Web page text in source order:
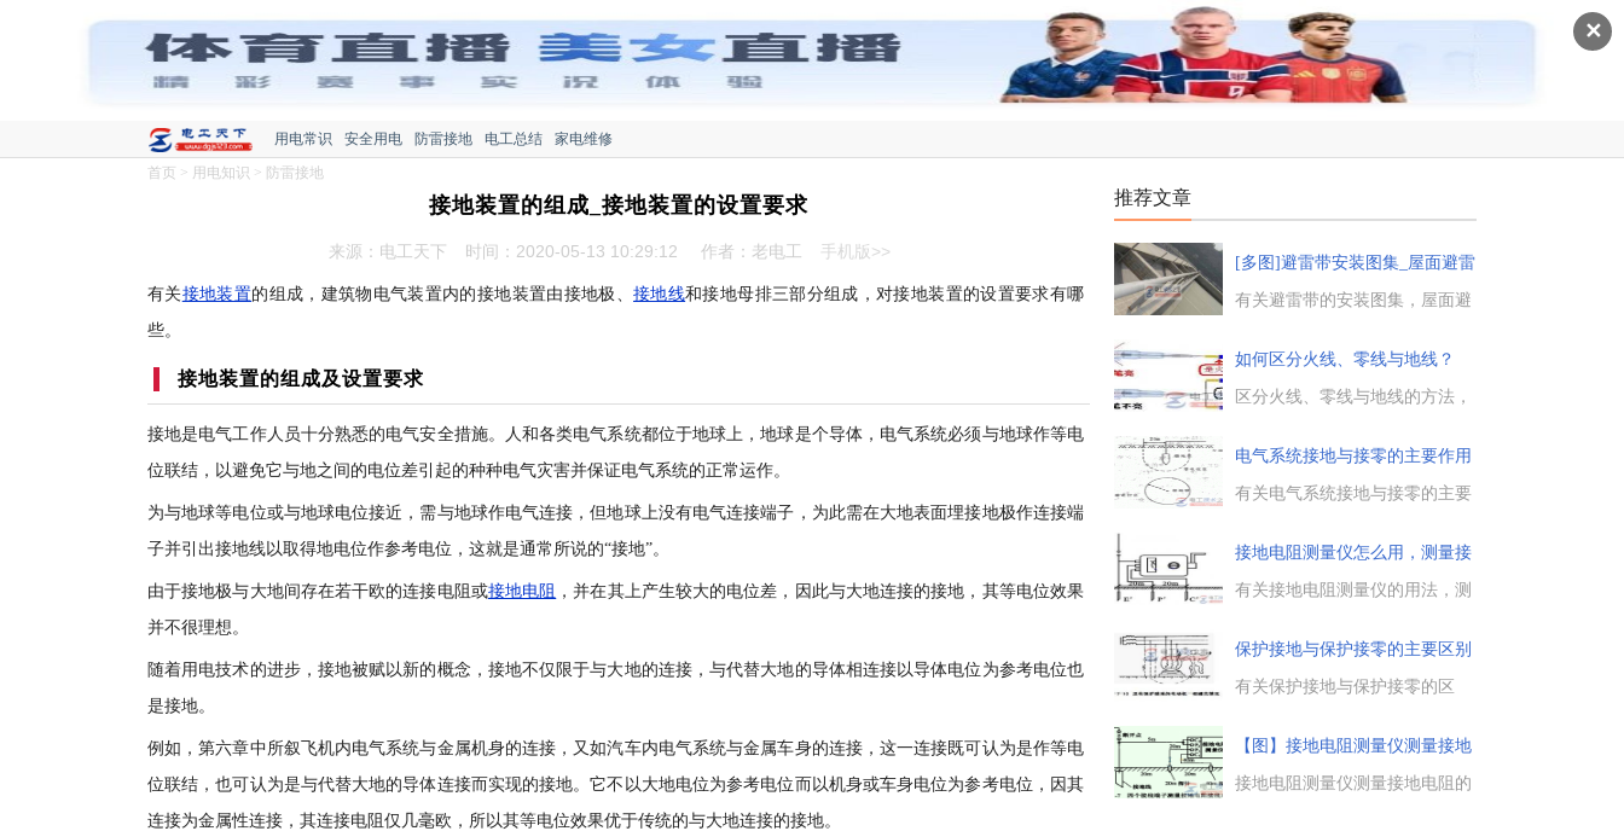
✕
用电常识 安全用电 防雷接地 电工总结
家电维修
首页 > 用电知识 > 防雷接地
接地装置的组成_接地装置的设置要求
来源：电工天下 时间：2020-05-13 10:29:12 作者：老电工 手机版>>
有关接地装置的组成，建筑物电气装置内的接地装置由接地极、接地线和接地母排三部分组成，对接地装置的设置要求有哪
些。
接地装置的组成及设置要求
接地是电气工作人员十分熟悉的电气安全措施。人和各类电气系统都位于地球上，地球是个导体，电气系统必须与地球作等电
位联结，以避免它与地之间的电位差引起的种种电气灾害并保证电气系统的正常运作。
为与地球等电位或与地球电位接近，需与地球作电气连接，但地球上没有电气连接端子，为此需在大地表面埋接地极作连接端
子并引出接地线以取得地电位作参考电位，这就是通常所说的“接地”。
由于接地极与大地间存在若干欧的连接电阻或接地电阻 ，并在其上产生较大的电位差，因此与大地连接的接地，其等电位效果
并不很理想。
随着用电技术的进步，接地被赋以新的概念，接地不仅限于与大地的连接，与代替大地的导体相连接以导体电位为参考电位也
是接地。
例如，第六章中所叙飞机内电气系统与金属机身的连接，又如汽车内电气系统与金属车身的连接，这一连接既可认为是作等电
位联结，也可认为是与代替大地的导体连接而实现的接地。它不以大地电位为参考电位而以机身或车身电位为参考电位，因其
连接为金属性连接，其连接电阻仅几毫欧，所以其等电位效果优于传统的与大地连接的接地。
推荐文章
[多图]避雷带安装图集_屋面避雷
有关避雷带的安装图集，屋面避
图集，避雷带敷设要求与方法，
避雷线跨越建筑物变形缝处理方
法等，一起来了解下。...
如何区分火线、零线与地线？
区分火线、零线与地线的方法，
地线，火线用红色的线，零线用
淡蓝色的线、地线用黄绿相间的
双色线，以及不从颜色上来区分
法。...
电气系统接地与接零的主要作用
有关电气系统接地与接零的主要
性点，电气设备的外露导电部分
通过导体与大地相连称为接地，
接地的目的是什么，接地的类型
接地电阻测量仪怎么用，测量接
地电
有关接地电阻测量仪的用法，测
方法，摇测方法，选择合适的倍
率，读数，接地电阻值为刻度盘
读数乘以倍率，使用接地电阻测
保护接地与保护接零的主要区别
有关保护接地与保护接零的区
壳接地或接零，叫做保护接地及
保护接零，详细介绍了保护接地
与接零的概念、保护接零和保护
【图】接地电阻测量仪测量接地
电
接地电阻测量仪测量接地电阻的